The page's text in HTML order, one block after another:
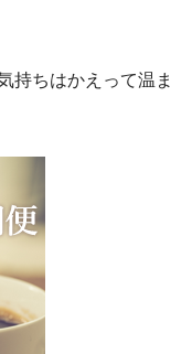
持ちはかえって温ま